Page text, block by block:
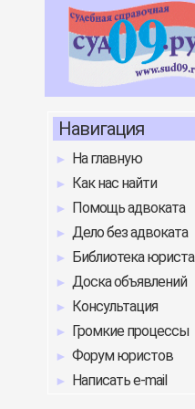
Навигация
На главную
Как нас найти
Помощь адвоката
Дело без адвоката
Библиотека юриста
Доска объявлений
Консультация
Громкие процессы
Форум юристов
Написать e-mail